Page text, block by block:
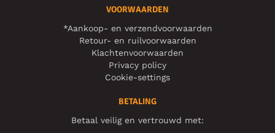
VOORWAARDEN
*Aankoop- en verzendvoorwaarden
Retour- en ruilvoorwaarden
Klachtenvoorwaarden
Privacy policy
Cookie-settings
BETALING
Betaal veilig en vertrouwd met: